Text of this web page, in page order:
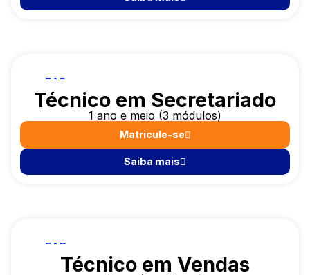
EAD
Técnico em Secretariado
1 ano e meio (3 módulos)
Matricule-se
Saiba mais
EAD
Técnico em Vendas